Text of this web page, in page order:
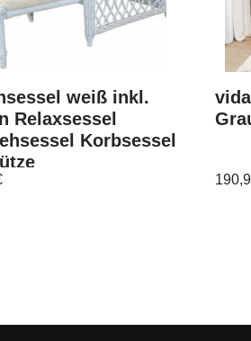
weiß inkl.
Relaxsessel
Korbsessel